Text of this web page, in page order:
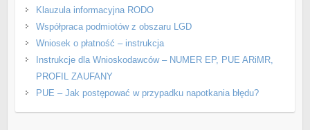
Klauzula informacyjna RODO
Współpraca podmiotów z obszaru LGD
Wniosek o płatność – instrukcja
Instrukcje dla Wnioskodawców – NUMER EP, PUE ARiMR,
PROFIL ZAUFANY
PUE – Jak postępować w przypadku napotkania błędu?